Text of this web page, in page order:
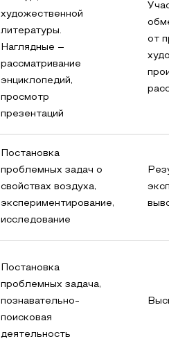
художественной
литературы.
Наглядные –
рассматривание
энциклопедий,
просмотр
презентаций
от
Постановка
проблемных задач о
свойствах воздуха,
экспериментирование,
исследование
Постановка
проблемных задача,
познавательно-
поисковая
деятельность